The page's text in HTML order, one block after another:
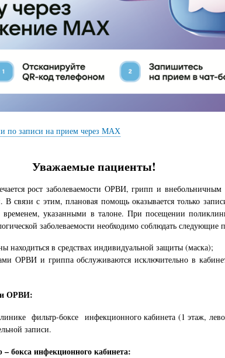
по записи на прием через МАХ
Уважаемые пациенты!
рост заболеваемости ОРВИ, грипп и
В связи с этим, плановая помощь оказывается только
временем, указанными в талоне. При посещении
заболеваемости необходимо соблюдать следующие
находиться в средствах индивидуальной защиты (маска);
ОРВИ и гриппа обслуживаются исключительно в
ОРВИ:
фильтр-боксе инфекционного кабинета (1 этаж,
записи.
бокса инфекционного кабинета: